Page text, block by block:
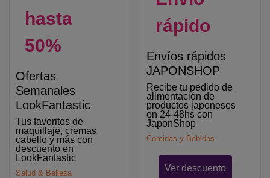
hasta
50%
Ofertas
Semanales
LookFantastic
Tus favoritos de
maquillaje, cremas,
cabello y más con
descuento en
LookFantastic
Salud & Belleza
rápido
Envíos rápidos
JAPONSHOP
Recibe tu pedido de
alimentación de
productos japoneses
en 24-48hs con
JaponShop
Comidas y Bebidas
Ver descuento